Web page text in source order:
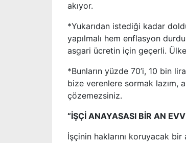
akıyor.
*Yukarıdan istediği kadar
yapılmalı hem enflasyon
asgari ücretin için geçerli.
*Bunların yüzde 70’i, 10 bin
bize verenlere sormak lazım,
çözemezsiniz.
“İŞÇİ ANAYASASI BİR AN
İşçinin haklarını koruyacak